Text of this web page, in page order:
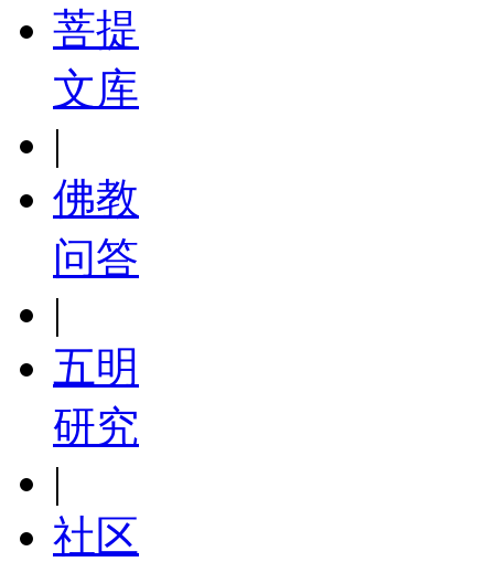
菩提
文库
|
佛教
问答
|
五明
研究
|
社区